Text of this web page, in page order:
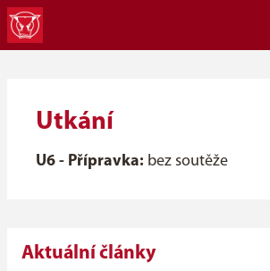
Utkání
U6 - Přípravka: bez soutěže
Aktuální články